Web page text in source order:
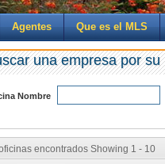
Agentes Que es el MLS
una empresa por su
Nombre
encontrados Showing 1 - 10